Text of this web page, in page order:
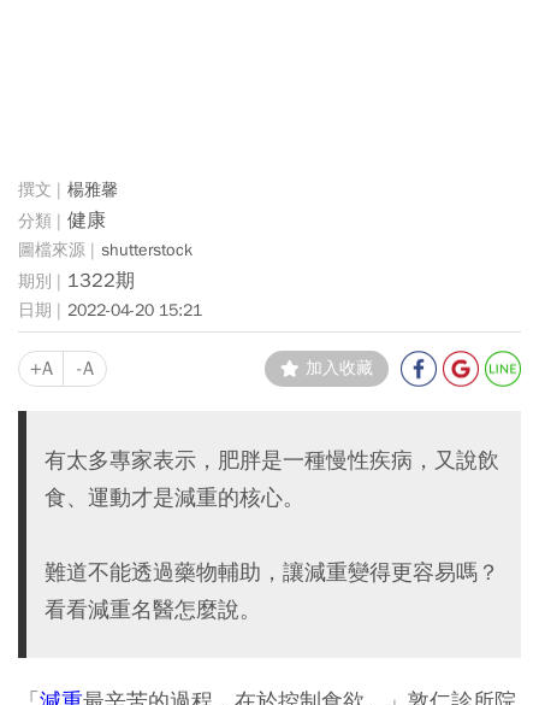
楊雅馨
健康
shutterstock
1322期
2022-04-20 15:21
+A -A 加入收藏
有太多專家表示，肥胖是一種慢性疾病，又說飲
食、運動才是減重的核心。
難道不能透過藥物輔助，讓減重變得更容易嗎？
看看減重名醫怎麼說。